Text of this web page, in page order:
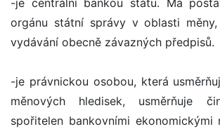
-je centrální bankou státu. Má
orgánu státní správy v oblasti
vydávání obecně závazných předpisů.
-je právnickou osobou, která
měnových hledisek, usměrňuje
spořitelen bankovními ekonomickými